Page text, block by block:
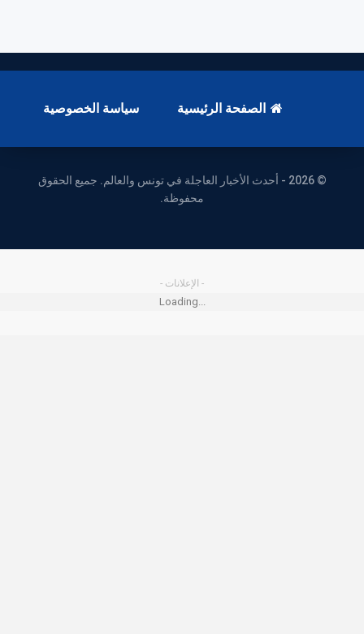
الصفحة الرئيسية سياسة الخصوصية
© 2026 - أحدث الأخبار العاجلة في تونس والعالم. جميع الحقوق
محفوظة.
- الإعلانات -
Loading...